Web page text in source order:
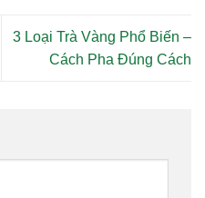
3 Loại Trà Vàng Phổ Biến –
Cách Pha Đúng Cách